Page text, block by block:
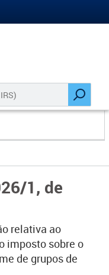
1, de
relativa ao
imposto sobre o
de grupos de